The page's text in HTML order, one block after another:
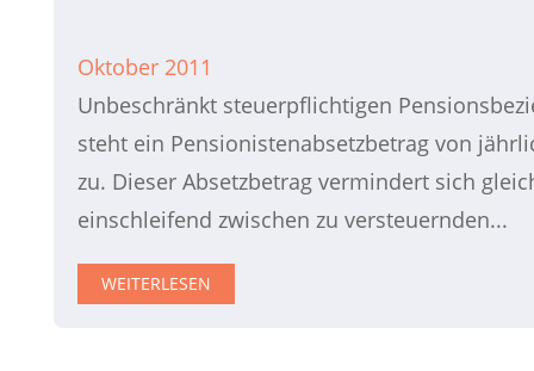
Oktober 2011
Unbeschränkt steuerpflichtigen
steht ein Pensionistenabsetzbetrag von
zu. Dieser Absetzbetrag vermindert sich
einschleifend zwischen zu versteuernden...
WEITERLESEN